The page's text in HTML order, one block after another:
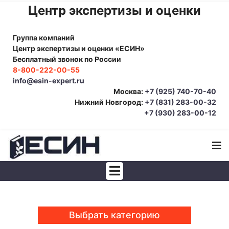
Центр экспертизы и оценки
Группа компаний
Центр экспертизы и оценки «ЕСИН»
Бесплатный звонок по России
8-800-222-00-55
info@esin-expert.ru
Москва: +7 (925) 740-70-40
Нижний Новгород: +7 (831) 283-00-32
+7 (930) 283-00-12
Почерковедческая экспертиза
Товароведческая экспертиза
Выбрать категорию